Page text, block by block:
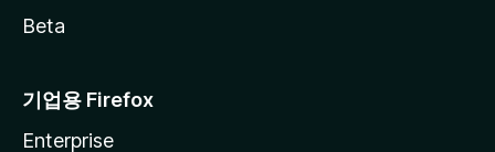
Beta
기업용 Firefox
Enterprise